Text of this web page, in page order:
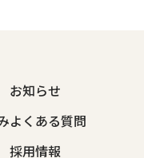
お知らせ
よくある質問
採用情報